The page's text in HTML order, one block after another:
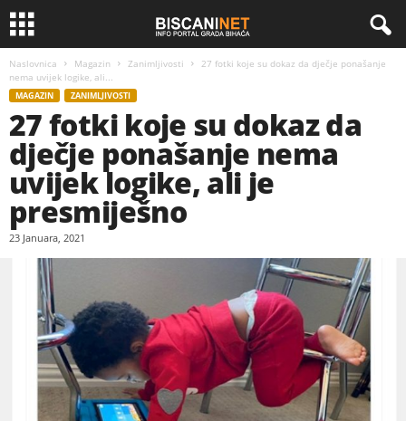
Naslovnica Magazin Zanimljivosti
27 fotki koje su dokaz da dječje ponašanje
nema uvijek logike, ali...
MAGAZIN ZANIMLJIVOSTI
27 fotki koje su dokaz da
dječje ponašanje nema
uvijek logike, ali je
presmiješno
23 Januara, 2021